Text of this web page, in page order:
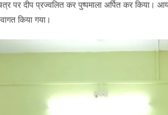
A
p
p
n
पर दीप प्रज्वलित कर पुष्पमाला अर्पित कर किया।
किया गया।